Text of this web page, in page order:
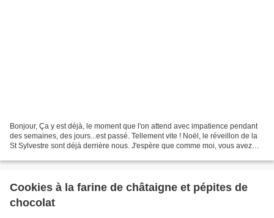
Bonjour, Ça y est déjà, le moment que l'on attend avec impatience pendant
des semaines, des jours...est passé. Tellement vite ! Noël, le réveillon de la
St Sylvestre sont déjà derrière nous. J'espère que comme moi, vous avez
Cookies à la farine de châtaigne et pépites de
chocolat